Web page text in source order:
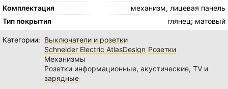
Комплектация
механизм, лицевая панель
Тип покрытия
глянец; матовый
Категории: Выключатели и розетки
Schneider Electric AtlasDesign Розетки
Механизмы
Розетки информационные, акустические, TV и
зарядные